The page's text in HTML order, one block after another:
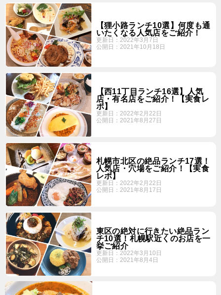
【狸小路ランチ10選】何度も通
いたくなる人気店をご紹介！
更新日： 2022年3月7日
公開日： 2021年10月18日
【西11丁目ランチ16選】人気
店・有名店をご紹介！【実食レ
ポ】
更新日： 2022年2月22日
公開日： 2021年8月27日
札幌市北区の絶品ランチ17選！
人気店・穴場をご紹介！【実食
レポ】
更新日： 2022年2月22日
公開日： 2021年8月17日
東区の絶対に行きたい絶品ラン
チ10選！札幌駅近くのお店を一
挙ご紹介
更新日： 2022年3月10日
公開日： 2021年8月4日